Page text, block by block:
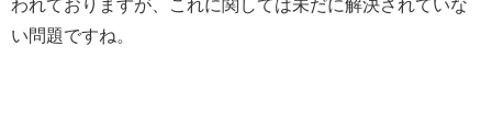
われておりますが、これに関しては未だに解決されていな
い問題ですね。